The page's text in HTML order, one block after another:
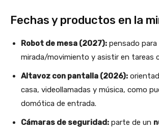
Fechas y productos en la
Robot de mesa (2027): pensado
mirada/movimiento y asistir en tareas
Altavoz con pantalla (2026):
casa, videollamadas y música, como
domótica de entrada.
Cámaras de seguridad: parte de un